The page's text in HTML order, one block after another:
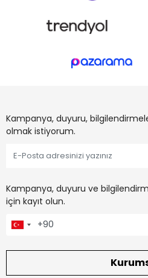
Kampanya, duyuru,
olmak istiyorum.
Kampanya, duyuru ve
için kayıt olun.